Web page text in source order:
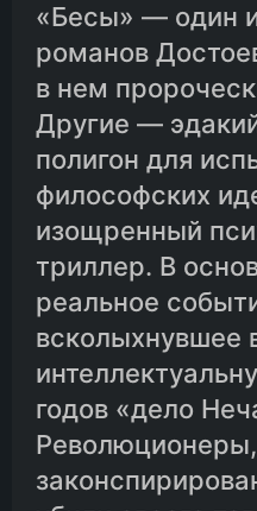
02-05.Пред
02-06.Петр
02-07.У наших
02-08.Иван
02-09.Степана
02-
03-01.Праздник.
«Бесы» — один
романов
в нем
Другие —
полигон для
философских
изощренный
триллер. В
реальное
всколыхнувшее
годов «дело